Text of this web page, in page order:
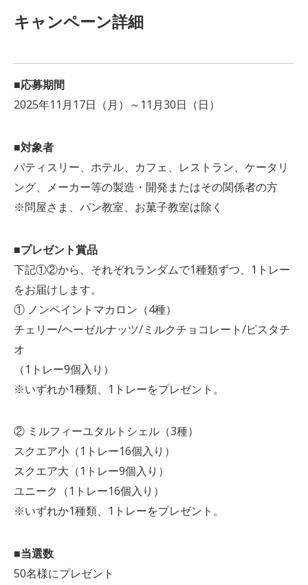
キャンペーン詳細
■応募期間
2025年11月17日（月）～11月30日（日）
■対象者
パティスリー、ホテル、カフェ、レストラン、ケータリ
ング、メーカー等の製造・開発またはその関係者の方
※問屋さま、パン教室、お菓子教室は除く
■プレゼント賞品
下記①②から、それぞれランダムで1種類ずつ、1トレー
をお届けします。
① ノンペイントマカロン（4種）
チェリー/ヘーゼルナッツ/ミルクチョコレート/ピスタチ
オ
（1トレー9個入り）
※いずれか1種類、1トレーをプレゼント。
② ミルフィーユタルトシェル（3種）
スクエア小（1トレー16個入り）
スクエア大（1トレー9個入り）
ユニーク（1トレー16個入り）
※いずれか1種類、1トレーをプレゼント。
■当選数
50名様にプレゼント